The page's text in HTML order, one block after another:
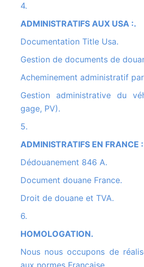
4.
ADMINISTRATIFS AUX USA :.
Documentation Title Usa.
Gestion de documents de
Acheminement administratif
Gestion administrative du véhicule (lever de
gage, PV).
5.
ADMINISTRATIFS EN FRANCE
Dédouanement 846 A.
Document douane France.
Droit de douane et TVA.
6.
HOMOLOGATION.
Nous nous occupons de réaliser la conformité